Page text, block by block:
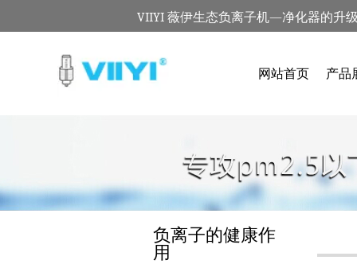
VIIYI 薇伊生态负离子机—净化器的升
网站首页 产品
负离子的健康作
用